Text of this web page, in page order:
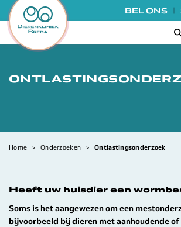
BEL ONS |
Home > Onderzoeken > Ontlastingsonderzoek
Heeft uw huisdier een
Soms is het aangewezen om een
bijvoorbeeld bij dieren met aanhoudende of